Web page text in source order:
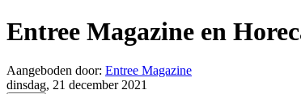
Entree Magazine en
Aangeboden door: Entree Magazine
dinsdag, 21 december 2021